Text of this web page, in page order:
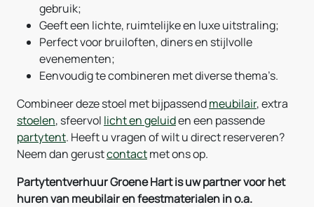
gebruik;
Geeft een lichte, ruimtelijke en luxe uitstraling;
Perfect voor bruiloften, diners en stijlvolle
evenementen;
Eenvoudig te combineren met diverse thema’s.
Combineer deze stoel met bijpassendmeubilair, extra
stoelen, sfeervol licht en geluiden een passende
partytent. Heeft u vragen of wilt u direct reserveren?
Neem dan gerustcontactmet ons op.
Partytentverhuur Groene Hart is uw partner voor het
huren van meubilair en feestmaterialen in o.a.